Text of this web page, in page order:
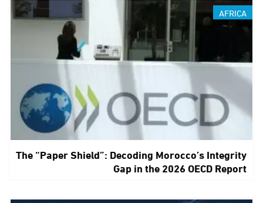
AFRICA
The “Paper Shield”: Decoding Morocco’s Integrity
Gap in the 2026 OECD Report